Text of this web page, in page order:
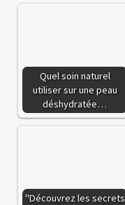
Quel soin naturel
utiliser sur une peau
déshydratée…
"Découvrez les secrets